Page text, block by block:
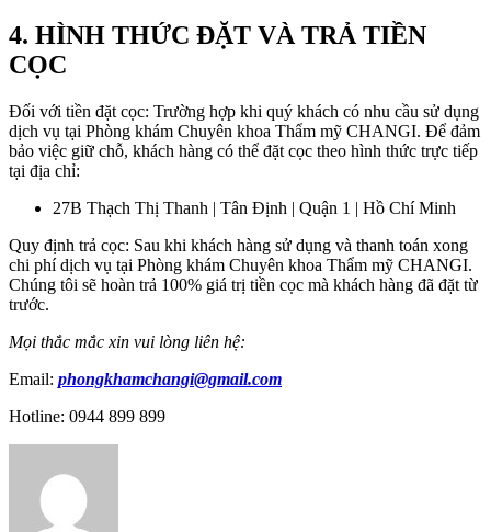
4. HÌNH THỨC ĐẶT VÀ TRẢ TIỀN
CỌC
Đối với tiền đặt cọc: Trường hợp khi quý khách có nhu cầu sử dụng
dịch vụ tại Phòng khám Chuyên khoa Thẩm mỹ CHANGI. Để đảm
bảo việc giữ chỗ, khách hàng có thể đặt cọc theo hình thức trực tiếp
tại địa chỉ:
27B Thạch Thị Thanh | Tân Định | Quận 1 | Hồ Chí Minh
Quy định trả cọc: Sau khi khách hàng sử dụng và thanh toán xong
chi phí dịch vụ tại Phòng khám Chuyên khoa Thẩm mỹ CHANGI.
Chúng tôi sẽ hoàn trả 100% giá trị tiền cọc mà khách hàng đã đặt từ
trước.
Mọi thắc mắc xin vui lòng liên hệ:
Email: phongkhamchangi@gmail.com
Hotline: 0944 899 899